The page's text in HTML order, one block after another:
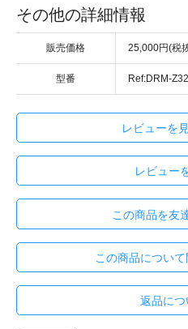
その他の詳細情報
販売価格 25,000円(税
型番 Ref:DRM-
レビューを
レビュー
この商品を友
この商品につい
返品につ